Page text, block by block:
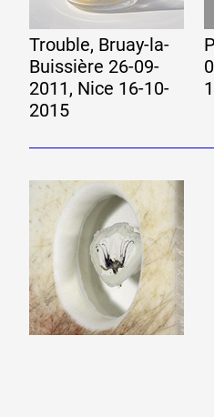
Trouble, Bruay-la-
Buissière 26-09-
2011, Nice 16-10-
2015